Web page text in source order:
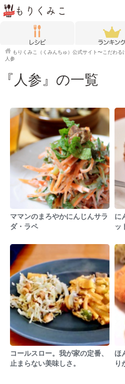
もりくみこ（くみんちゅ）公式サイト〜こだわる
人参
『人参』の一覧
ママンのまろやかにんじんサラ
ダ・ラペ
に
ッ
コールスロー。我が家の定番、
止まらない美味しさ。
ほ
り